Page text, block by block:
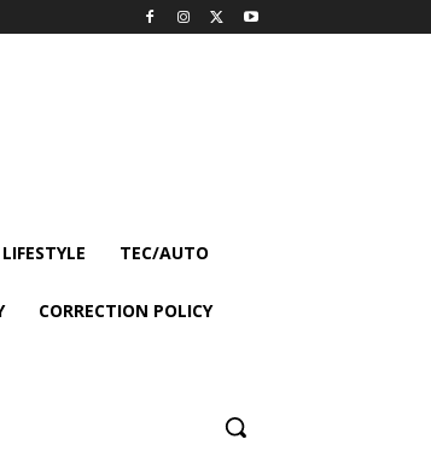
LIFESTYLE TEC/AUTO
CORRECTION POLICY